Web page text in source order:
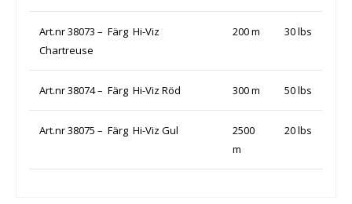
Art.nr 38073 – Färg Hi-Viz
Chartreuse
200 m 30 lbs
Art.nr 38074 – Färg Hi-Viz Röd 300 m 50 lbs
Art.nr 38075 – Färg Hi-Viz Gul
2500
m
20 lbs